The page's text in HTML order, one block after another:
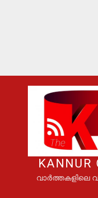
KANNUR
വാർത്തകളിലെ